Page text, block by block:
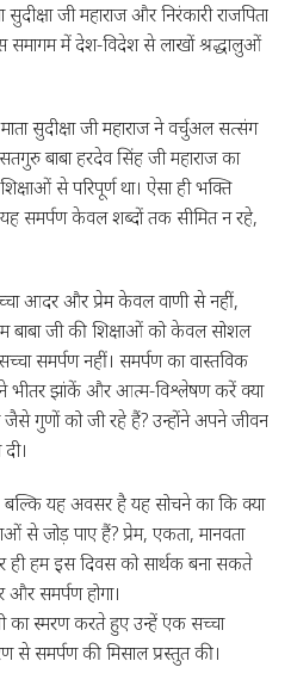
जी महाराज और निरंकारी राजपिता
समागम में देश-विदेश से लाखों श्रद्धालुओं
सुदीक्षा जी महाराज ने वर्चुअल सत्संग
बाबा हरदेव सिंह जी महाराज का
से परिपूर्ण था। ऐसा ही भक्ति
समर्पण केवल शब्दों तक सीमित न रहे,
आदर और प्रेम केवल वाणी से नहीं,
बाबा जी की शिक्षाओं को केवल सोशल
समर्पण नहीं। समर्पण का वास्तविक
भीतर झांकें और आत्म-विश्लेषण करें क्या
जैसे गुणों को जी रहे हैं? उन्होंने अपने जीवन
यह अवसर है यह सोचने का कि क्या
से जोड़ पाए हैं? प्रेम, एकता, मानवता
ही हम इस दिवस को सार्थक बना सकते
और समर्पण होगा।
का स्मरण करते हुए उन्हें एक सच्चा
से समर्पण की मिसाल प्रस्तुत की।